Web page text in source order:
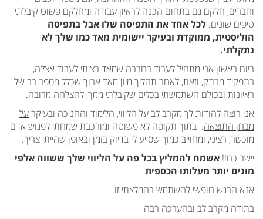
וחברים, חלקם גם בתחום הכנה לראיון עבודה ומחלקם פשוט קיבלתי
טיפים שונים. לכל אחד את התפיסה שלו אבל בתפיסה
הוליסטית, ממוקדת ובעיקר יישומית מאד כמו שלך לא
נתקלתי.
ביום ראשון אני מתחיל לעבוד בחברה שמאד רציתי לעבוד אצלה,
בתפקיד מרתק, וזאת, לאחר תהליך מיון מאד ארוך שכלל מספר רב של
ראיונות ובכולם השתמשתי בכלים שקיבלתי ממך, להצלחה מרובה.
אני רוצה להודות לך מקרב לב על הליווי, הלימוד והחניכה ובעיקרעל
מבחן התוצאה. בתוך תקופה לא פשוטה ומורכבת שמחתי לפגוש אדם
מוכשר, רציני, ומחוייב כמוך שסייע לי בדיוק בזמן ובאופן שהייתי צריך.
יישר כח!! אשמח להמליץ בכל פה על הליווי שלך ששווה אלפי
מונים יותר מעלותו הכספית
אנא הרגש חופשי להשתמש בהמלצתי זו
בתודה מקרב לב ובהערכה רבה